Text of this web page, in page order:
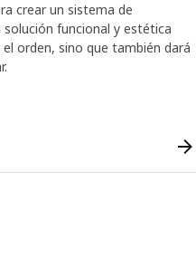
crear un sistema de
funcional y estética
orden, sino que también dará